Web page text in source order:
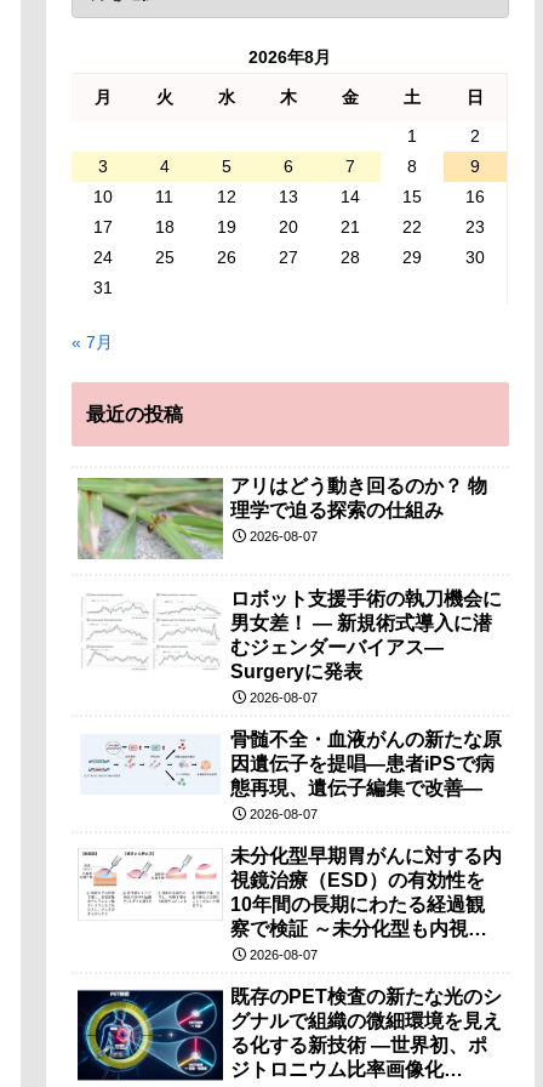
2026年8月
月 火 水 木 金 土
日
1
2
3
4 5 6 7 8
9
10
11 12 13 14 15
16
17
18 19 20 21 22
23
24
25 26 27 28 29
30
31
« 7月
最近の投稿
アリはどう動き回るのか？ 物
理学で迫る探索の仕組み
2026-08-07
ロボット支援手術の執刀機会に
男女差！ — 新規術式導入に潜
むジェンダーバイアス—
Surgeryに発表
2026-08-07
骨髄不全・血液がんの新たな原
因遺伝子を提唱―患者iPSで病
態再現、遺伝子編集で改善―
2026-08-07
未分化型早期胃がんに対する内
視鏡治療（ESD）の有効性を
10年間の長期にわたる経過観
察で検証 ～未分化型も内視鏡
治療で胃の温存が可能～
2026-08-07
既存のPET検査の新たな光のシ
グナルで組織の微細環境を見え
る化する新技術 ―世界初、ポ
ジトロニウム比率画像化